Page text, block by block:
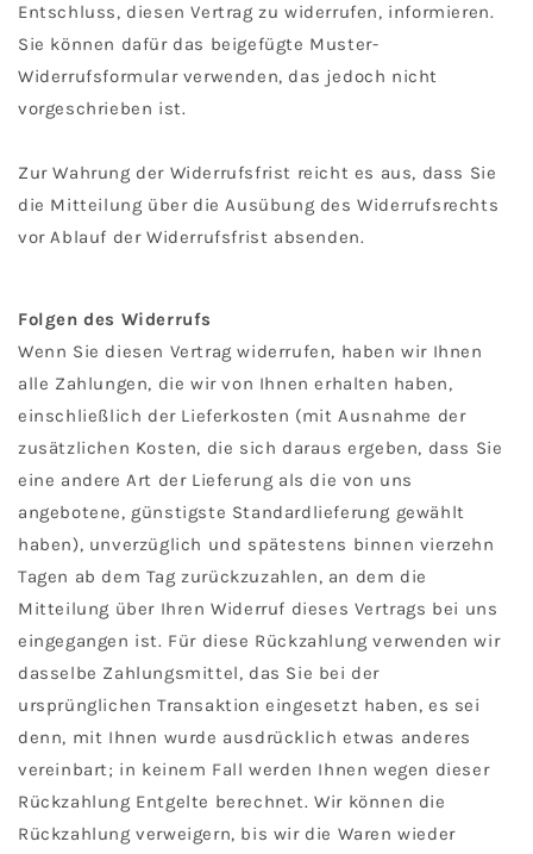
Entschluss, diesen Vertrag zu widerrufen, informieren.
Sie können dafür das beigefügte Muster-
Widerrufsformular verwenden, das jedoch nicht
vorgeschrieben ist.
Zur Wahrung der Widerrufsfrist reicht es aus, dass Sie
die Mitteilung über die Ausübung des Widerrufsrechts
vor Ablauf der Widerrufsfrist absenden.
Folgen des Widerrufs
Wenn Sie diesen Vertrag widerrufen, haben wir Ihnen
alle Zahlungen, die wir von Ihnen erhalten haben,
einschließlich der Lieferkosten (mit Ausnahme der
zusätzlichen Kosten, die sich daraus ergeben, dass Sie
eine andere Art der Lieferung als die von uns
angebotene, günstigste Standardlieferung gewählt
haben), unverzüglich und spätestens binnen vierzehn
Tagen ab dem Tag zurückzuzahlen, an dem die
Mitteilung über Ihren Widerruf dieses Vertrags bei uns
eingegangen ist. Für diese Rückzahlung verwenden wir
dasselbe Zahlungsmittel, das Sie bei der
ursprünglichen Transaktion eingesetzt haben, es sei
denn, mit Ihnen wurde ausdrücklich etwas anderes
vereinbart; in keinem Fall werden Ihnen wegen dieser
Rückzahlung Entgelte berechnet. Wir können die
Rückzahlung verweigern, bis wir die Waren wieder